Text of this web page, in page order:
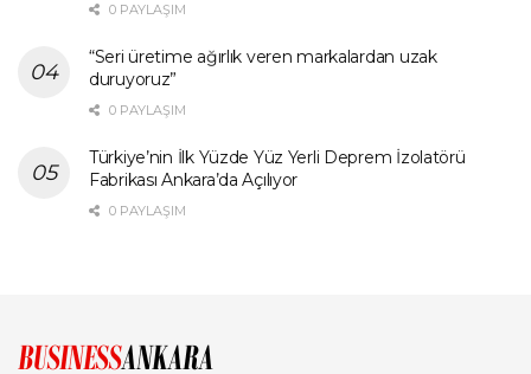
0 PAYLAŞIM
“Seri üretime ağırlık veren markalardan uzak
duruyoruz”
0 PAYLAŞIM
Türkiye’nin İlk Yüzde Yüz Yerli Deprem İzolatörü
Fabrikası Ankara’da Açılıyor
0 PAYLAŞIM